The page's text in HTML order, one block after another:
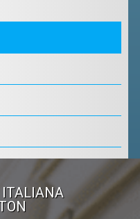
ITALIANA
NAZIONALE
DELLA GIOVENTÙ
SHUTTLE TIME